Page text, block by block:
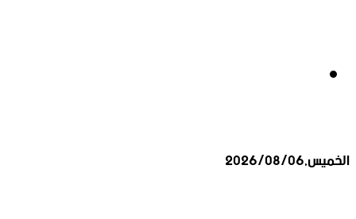
الخميس,2026/08/06